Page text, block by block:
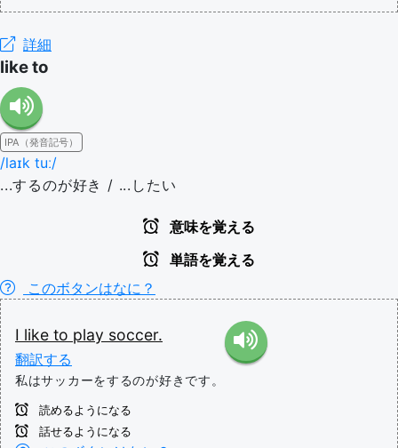
詳細
like to
IPA（発音記号）
/laɪk tuː/
...するのが好き / ...したい
意味を覚える
単語を覚える
このボタンはなに？
I like to play soccer.
翻訳する
私はサッカーをするのが好きです。
読めるようになる
話せるようになる